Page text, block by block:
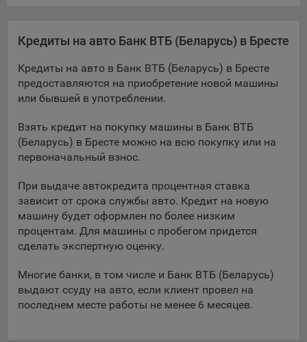
Отключение аналитических файлов cookie не позволяет
наиболее и наименее популярные страницы и принимать
меры по совершенствованию работы сайта исходя из
предпочтений пользователей.
При этом, некоторые браузеры позволяют посещать
интернет-сайты в режиме «Инкогнито», чтобы ограничить
хранимый на компьютере объем информации и
того, субъект персональных данных может удалить ранее
сохраненные файлов cookie выбрав соответствующую
опцию в истории браузера.
Подробнее о параметрах управления можно ознакомиться,
перейдя по внешним ссылкам, ведущим на
Firefox
Chrome
Кредиты на авто Банк ВТБ (Беларусь) в Бресте
Кредиты на авто в Банк ВТБ (Беларусь) в Бресте
предоставляются на приобретение новой машины
или бывшей в употреблении.
Взять кредит на покупку машины в Банк ВТБ
(Беларусь) в Бресте можно на всю покупку или на
первоначальный взнос.
При выдаче автокредита процентная ставка
зависит от срока службы авто. Кредит на новую
машину будет оформлен по более низким
процентам. Для машины с пробегом придется
сделать экспертную оценку.
Многие банки, в том числе и Банк ВТБ (Беларусь)
выдают ссуду на авто, если клиент провел на
последнем месте работы не менее 6 месяцев.